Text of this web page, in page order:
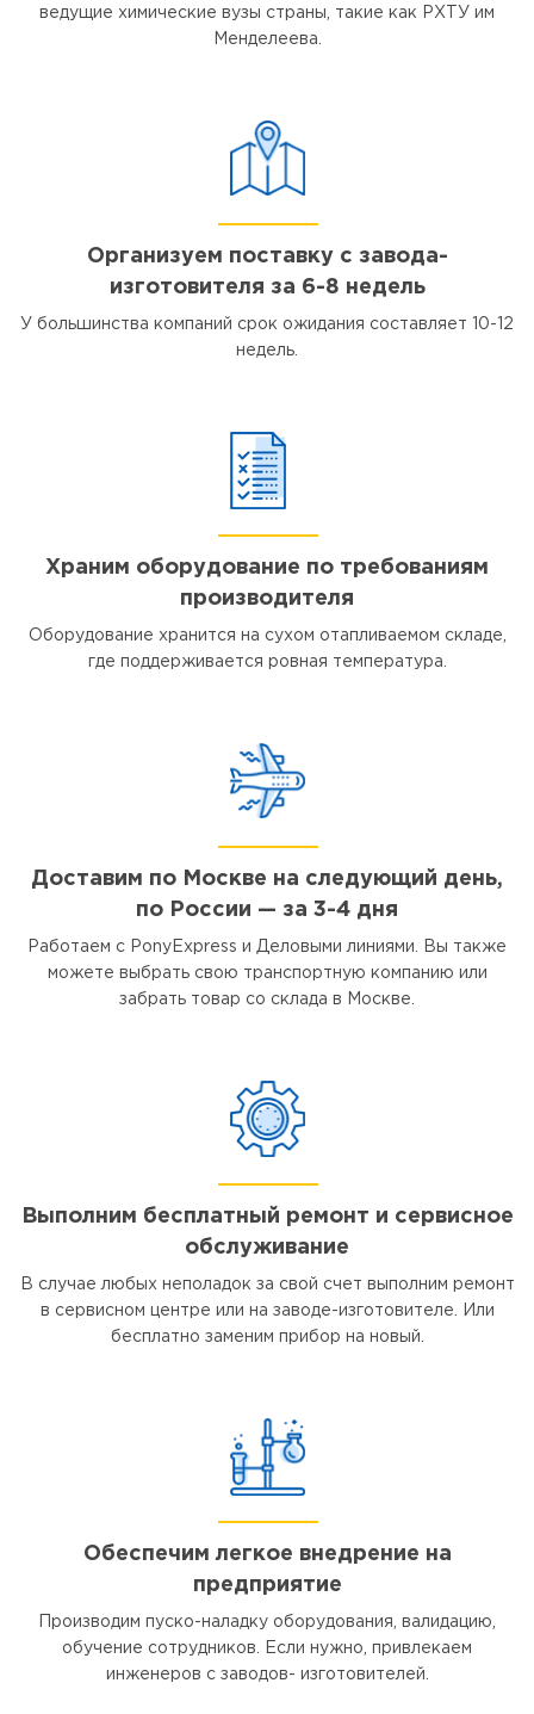
ведущие химические вузы страны, такие как РХТУ им
Менделеева.
Организуем поставку с завода-
изготовителя за 6-8 недель
У большинства компаний срок ожидания составляет 10-12
недель.
Храним оборудование по требованиям
производителя
Оборудование хранится на сухом отапливаемом складе,
где поддерживается ровная температура.
Доставим по Москве на следующий день,
по России — за 3-4 дня
Работаем с PonyExpress и Деловыми линиями. Вы также
можете выбрать свою транспортную компанию или
забрать товар со склада в Москве.
Выполним бесплатный ремонт и сервисное
обслуживание
В случае любых неполадок за свой счет выполним ремонт
в сервисном центре или на заводе-изготовителе. Или
бесплатно заменим прибор на новый.
Обеспечим легкое внедрение на
предприятие
Производим пуско-наладку оборудования, валидацию,
обучение сотрудников. Если нужно, привлекаем
инженеров с заводов- изготовителей.